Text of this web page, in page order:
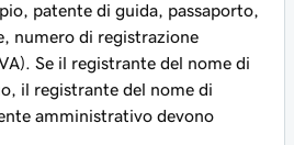
patente di guida, passaporto,
numero di registrazione
Se il registrante del nome di
il registrante del nome di
amministrativo devono